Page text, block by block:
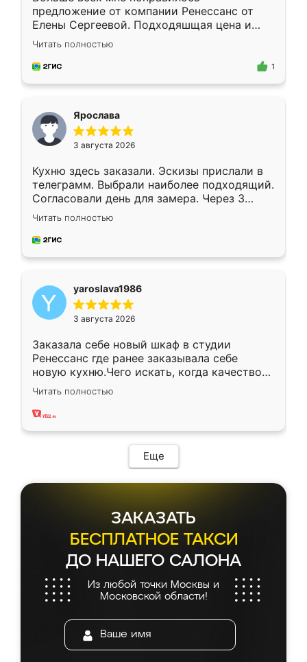
предложение от компании Ренессанс от
Елены Сергеевой. Подходяшщая цена и
короткие сроки изготовления. Приехавший
для замера сотрудник Владислав
предложил по моему эскизу самый
Читать полностью
1
Ярослава
3 августа 2026
Кухню здесь заказали. Эскизы прислали в
телеграмм. Выбрали наиболее подходящий.
Согласовали день для замера. Через 3
недели кухня была уже готова. Остались
довольны работой. Спасибо Ренессанс
мебель за качественную работу!
Читать полностью
yaroslava1986
3 августа 2026
Заказала себе новый шкаф в студии
Ренессанс где ранее заказывала себе
новую кухню.Чего искать, когда качеством
вполне довольна. Служит кухня уже почти
два года, нареканий нет.
Читать полностью
Еще
ЗАКАЗАТЬ
БЕСПЛАТНОЕ ТАКСИ
ДО НАШЕГО САЛОНА
Из любой точки Москвы и
Московской области!